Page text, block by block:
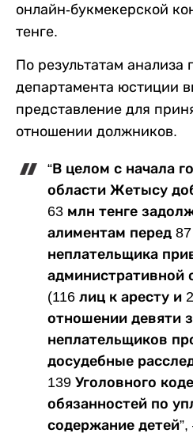
онлайн-букмекерской
тенге.
По результатам анализа
департамента юстиции
представление для
отношении должников.
“В целом с начала
области Жетысу
63 млн тенге
алиментам перед
неплательщика
административной
(116 лиц к аресту и
отношении девяти
неплательщиков
досудебные
139 Уголовного
обязанностей по
содержание детей”,